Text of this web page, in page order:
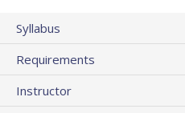
Syllabus
Requirements
Instructor